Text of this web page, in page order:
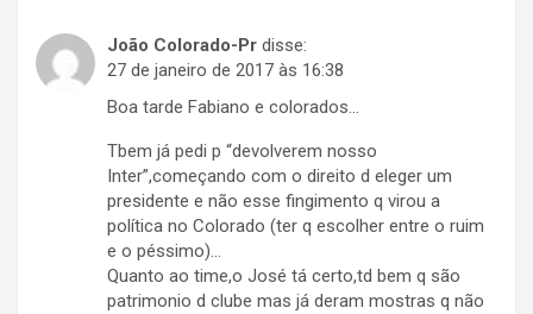
João Colorado-Pr disse:
27 de janeiro de 2017 às 16:38
Boa tarde Fabiano e colorados…
Tbem já pedi p “devolverem nosso
Inter”,começando com o direito d eleger um
presidente e não esse fingimento q virou a
política no Colorado (ter q escolher entre o ruim
e o péssimo)…
Quanto ao time,o José tá certo,td bem q são
patrimonio d clube mas já deram mostras q não